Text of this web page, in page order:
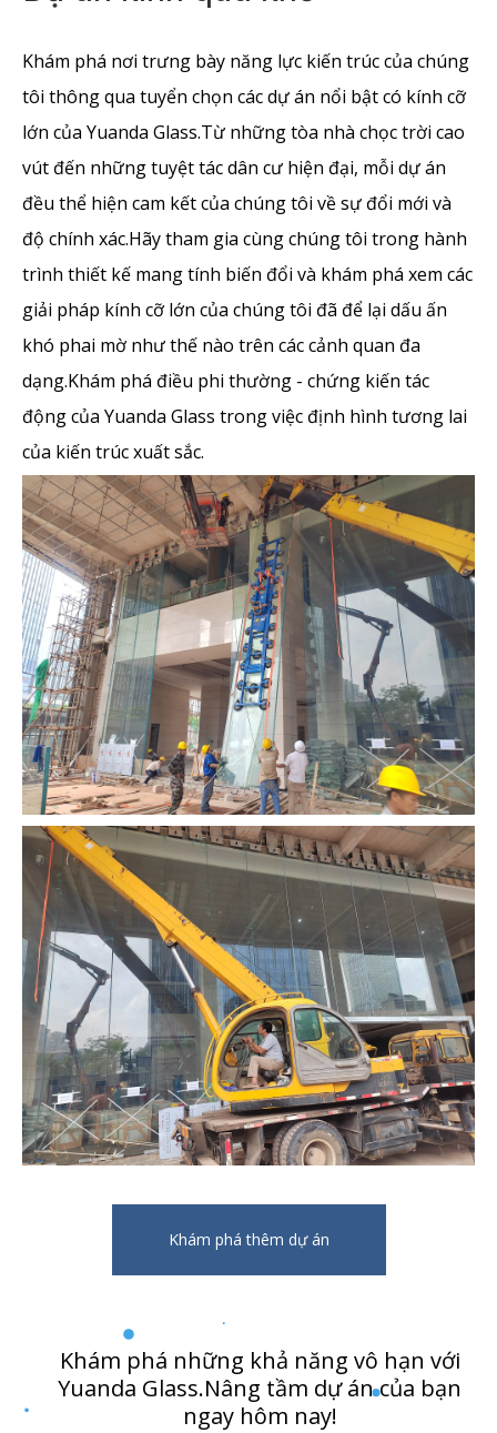
Khám phá nơi trưng bày năng lực kiến ​​trúc của chúng
tôi thông qua tuyển chọn các dự án nổi bật có kính cỡ
lớn của Yuanda Glass.Từ những tòa nhà chọc trời cao
vút đến những tuyệt tác dân cư hiện đại, mỗi dự án
đều thể hiện cam kết của chúng tôi về sự đổi mới và
độ chính xác.Hãy tham gia cùng chúng tôi trong hành
trình thiết kế mang tính biến đổi và khám phá xem các
giải pháp kính cỡ lớn của chúng tôi đã để lại dấu ấn
khó phai mờ như thế nào trên các cảnh quan đa
dạng.Khám phá điều phi thường - chứng kiến ​​tác
động của Yuanda Glass trong việc định hình tương lai
của kiến ​​trúc xuất sắc.
Khám phá thêm dự án
Khám phá những khả năng vô hạn với
Yuanda Glass.Nâng tầm dự án của bạn
ngay hôm nay!